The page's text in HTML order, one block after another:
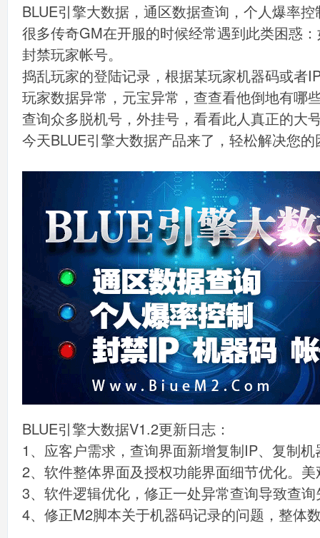
BLUE引擎大数据，通区数据查询，个人爆率
很多传奇GM在开服的时候经常遇到此类困惑
封禁玩家帐号。
捣乱玩家的登陆记录，根据某玩家机器码或者
玩家数据异常，元宝异常，查查看他倒地有哪
查询众多脱机号，外挂号，看看此人真正的大
今天BLUE引擎大数据产品来了，轻松解决您
BLUE引擎大数据V1.2更新日志：
1、应客户需求，查询界面新增复制IP、复制
2、软件整体界面及授权功能界面细节优化。
3、软件逻辑优化，修正一处异常查询导致查
4、修正M2脚本关于机器码记录的问题，整体